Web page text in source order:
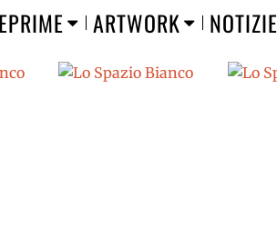
ARTWORK NOTIZIE